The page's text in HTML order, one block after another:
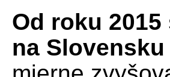
Od roku
na